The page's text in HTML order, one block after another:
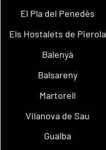
El Pla del Penedès
Els Hostalets de Pierola
Balenyà
Balsareny
Martorell
Vilanova de Sau
Gualba